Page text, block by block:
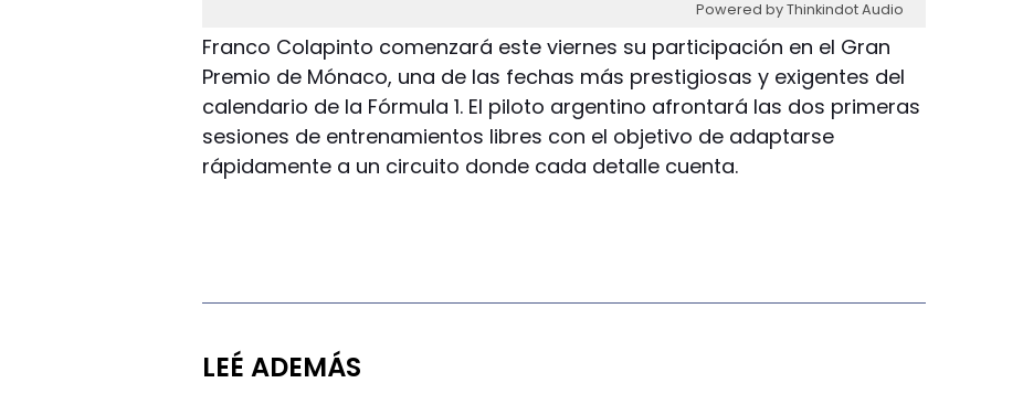
Powered by Thinkindot Audio
Franco Colapinto comenzará este viernes su participación en el Gran
Premio de Mónaco, una de las fechas más prestigiosas y exigentes del
calendario de la Fórmula 1. El piloto argentino afrontará las dos primeras
sesiones de entrenamientos libres con el objetivo de adaptarse
rápidamente a un circuito donde cada detalle cuenta.
LEÉ ADEMÁS